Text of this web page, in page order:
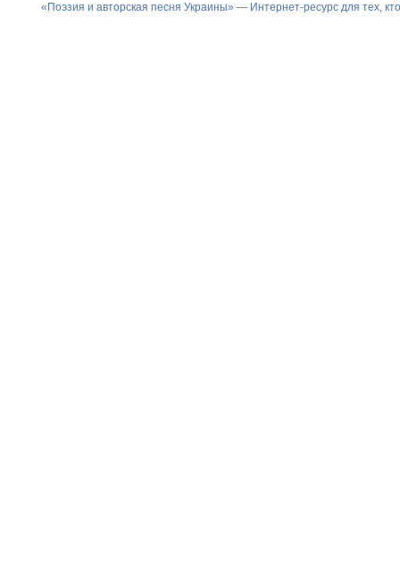
«Поэзия и авторская песня Украины» — Интернет-ресурс для тех,